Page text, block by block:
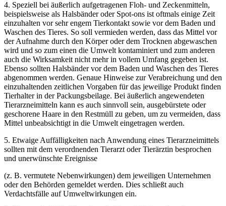
4. Speziell bei äußerlich aufgetragenen Floh- und Zeckenmitteln,
beispielsweise als Halsbänder oder Spot-ons ist oftmals einige Zeit
einzuhalten vor sehr engem Tierkontakt sowie vor dem Baden und
Waschen des Tieres. So soll vermieden werden, dass das Mittel vor
der Aufnahme durch den Körper oder dem Trocknen abgewaschen
wird und so zum einen die Umwelt kontaminiert und zum anderen
auch die Wirksamkeit nicht mehr in vollem Umfang gegeben ist.
Ebenso sollten Halsbänder vor dem Baden und Waschen des Tieres
abgenommen werden. Genaue Hinweise zur Verabreichung und den
einzuhaltenden zeitlichen Vorgaben für das jeweilige Produkt finden
Tierhalter in der Packungsbeilage. Bei äußerlich angewendeten
Tierarzneimitteln kann es auch sinnvoll sein, ausgebürstete oder
geschorene Haare in den Restmüll zu geben, um zu vermeiden, dass
Mittel unbeabsichtigt in die Umwelt eingetragen werden.
5. Etwaige Auffälligkeiten nach Anwendung eines Tierarzneimittels
sollten mit dem verordnenden Tierarzt oder Tierärztin besprochen
und unerwünschte Ereignisse
(z. B. vermutete Nebenwirkungen) dem jeweiligen Unternehmen
oder den Behörden gemeldet werden. Dies schließt auch
Verdachtsfälle auf Umweltwirkungen ein.